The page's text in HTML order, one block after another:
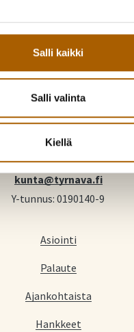
Salli kaikki
Salli valinta
Kiellä
arjen
4, 91800 Tyrnävä
Puh:08 558 71300
kunta@tyrnava.fi
Y-tunnus: 0190140-9
Asiointi
Palaute
Ajankohtaista
Hankkeet